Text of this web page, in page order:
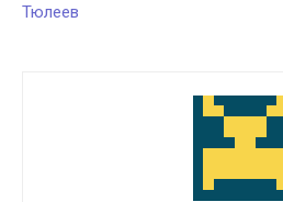
Тюлеев